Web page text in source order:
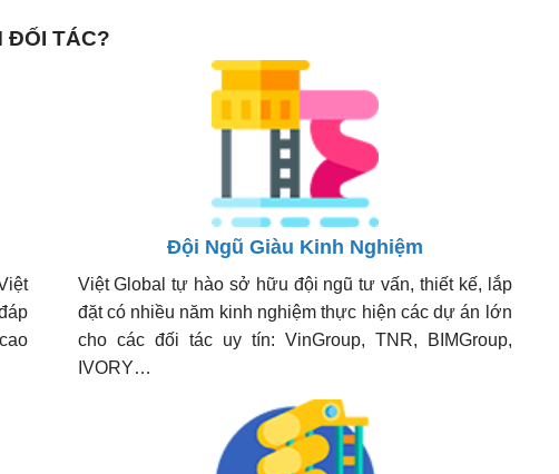
ĐỐI TÁC?
Đội Ngũ Giàu Kinh Nghiệm
Việt Global tự hào sở hữu đội ngũ tư vấn, thiết kế, lắp
đặt có nhiều năm kinh nghiệm thực hiện các dự án lớn
cho các đối tác uy tín: VinGroup, TNR, BIMGroup,
IVORY…